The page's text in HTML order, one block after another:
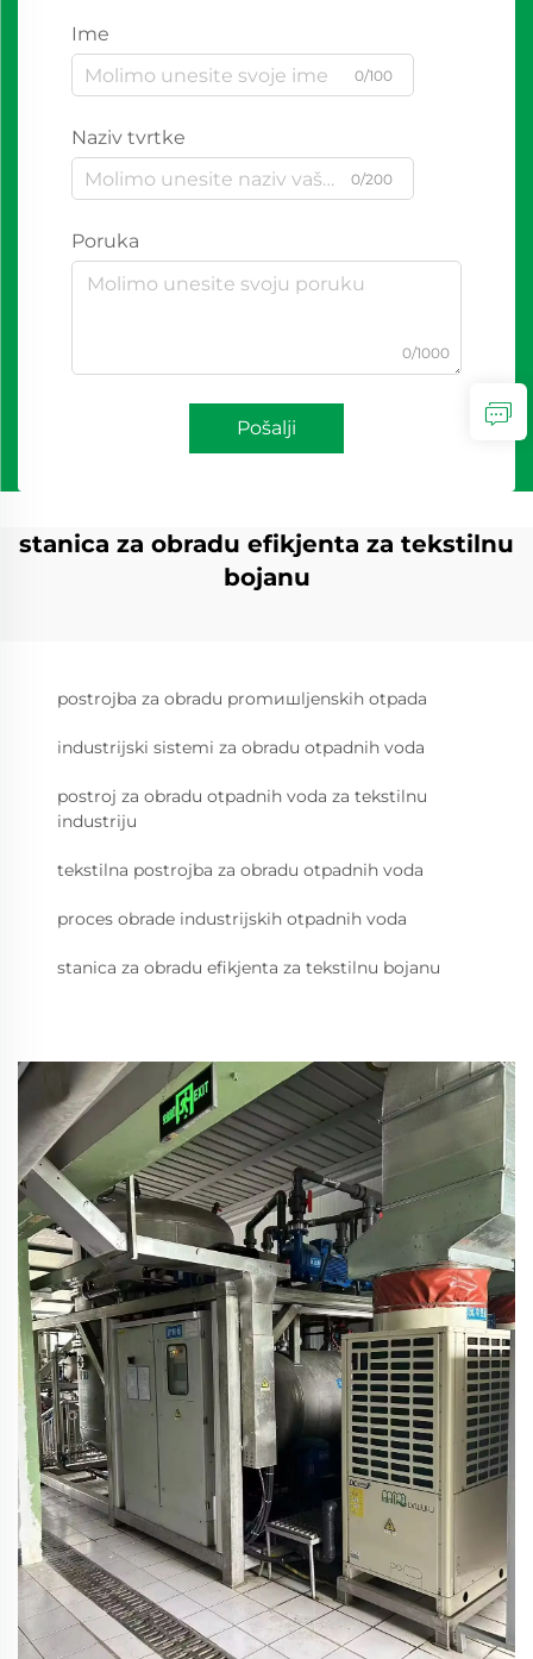
Ime
0/100
Naziv tvrtke
0/200
Poruka
0/1000
Pošalji
stanica za obradu efikjenta za tekstilnu
bojanu
postrojba za obradu promишljenskih otpada
industrijski sistemi za obradu otpadnih voda
postroj za obradu otpadnih voda za tekstilnu
industriju
tekstilna postrojba za obradu otpadnih voda
proces obrade industrijskih otpadnih voda
stanica za obradu efikjenta za tekstilnu bojanu